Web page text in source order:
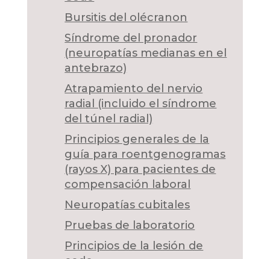
Bursitis del olécranon
Síndrome del pronador
(neuropatías medianas en el
antebrazo)
Atrapamiento del nervio
radial (incluido el síndrome
del túnel radial)
Principios generales de la
guía para roentgenogramas
(rayos X) para pacientes de
compensación laboral
Neuropatías cubitales
Pruebas de laboratorio
Principios de la lesión de